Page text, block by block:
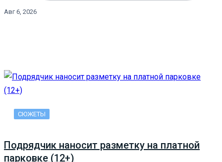
Авг 6, 2026
СЮЖЕТЫ
Подрядчик наносит разметку на платной
парковке (12+)